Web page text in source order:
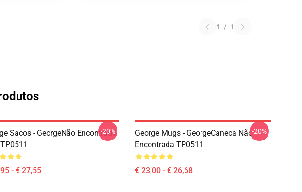
1 / 1
Sacos - GeorgeNão Encontrado
- € 27,55
-20%
George Mugs - GeorgeCaneca Não
Encontrada TP0511
€ 23,00 - € 26,68
-20%